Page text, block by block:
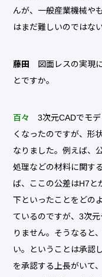
んが、一般産業機械や
はまだ難しいのではな
藤田
図面レスの実現
とですか。
百々
3次元CADでモデ
くなったのですが、形
なりました。例えば、
処理などの材料に関す
ば、ここの公差はH7と
下といったことをどの
ているのですが、3次
りません。そうなると
い。ということは承認
を承認する上長がいて